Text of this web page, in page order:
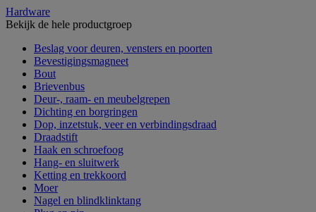
Hardware
Bekijk de hele productgroep
Beslag voor deuren, vensters en poorten
Bevestigingsmagneet
Bout
Brievenbus
Deur-, raam- en meubelgrepen
Dichting en borgringen
Dop, inzetstuk, veer en verbindingsdraad
Draadstift
Haak en schroefoog
Hang- en sluitwerk
Ketting en trekkoord
Moer
Nagel en blindklinktang